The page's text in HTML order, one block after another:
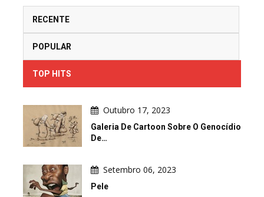
RECENTE
POPULAR
TOP HITS
Outubro 17, 2023
Galeria De Cartoon Sobre O Genocídio
De…
Setembro 06, 2023
Pele